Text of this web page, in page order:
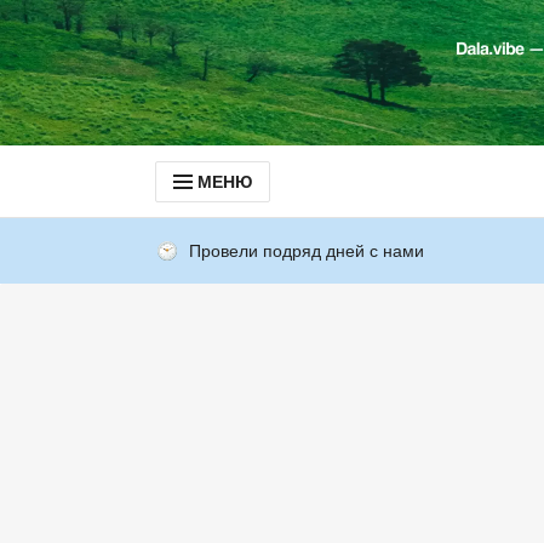
МЕНЮ
Провели подряд дней с нами